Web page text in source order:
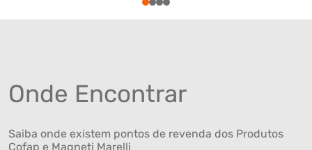
1234
Onde Encontrar
Saiba onde existem pontos de revenda dos Produtos
Cofap e Magneti Marelli